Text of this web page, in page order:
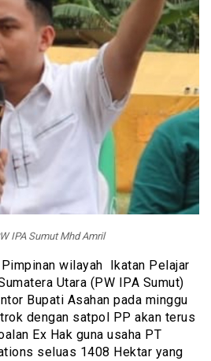
IPA Sumut Mhd Amril
Pimpinan wilayah Ikatan Pelajar
Utara (PW IPA Sumut)
Bupati Asahan pada minggu
dengan satpol PP akan terus
Ex Hak guna usaha PT
seluas 1408 Hektar yang